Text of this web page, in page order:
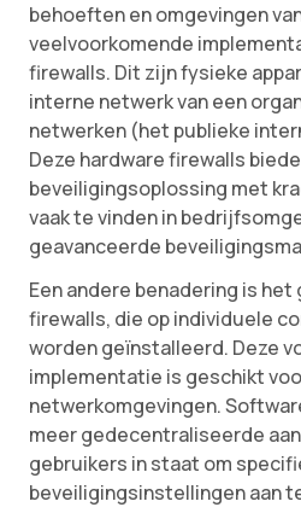
behoeften en omgevingen
veelvoorkomende
firewalls. Dit zijn fysieke
interne netwerk van een
netwerken (het publieke
Deze hardware firewalls
beveiligingsoplossing met
vaak te vinden in
geavanceerde
Een andere benadering is
firewalls, die op individuele
worden geïnstalleerd. Deze
implementatie is geschikt
netwerkomgevingen.
meer gedecentraliseerde
gebruikers in staat om
beveiligingsinstellingen aan